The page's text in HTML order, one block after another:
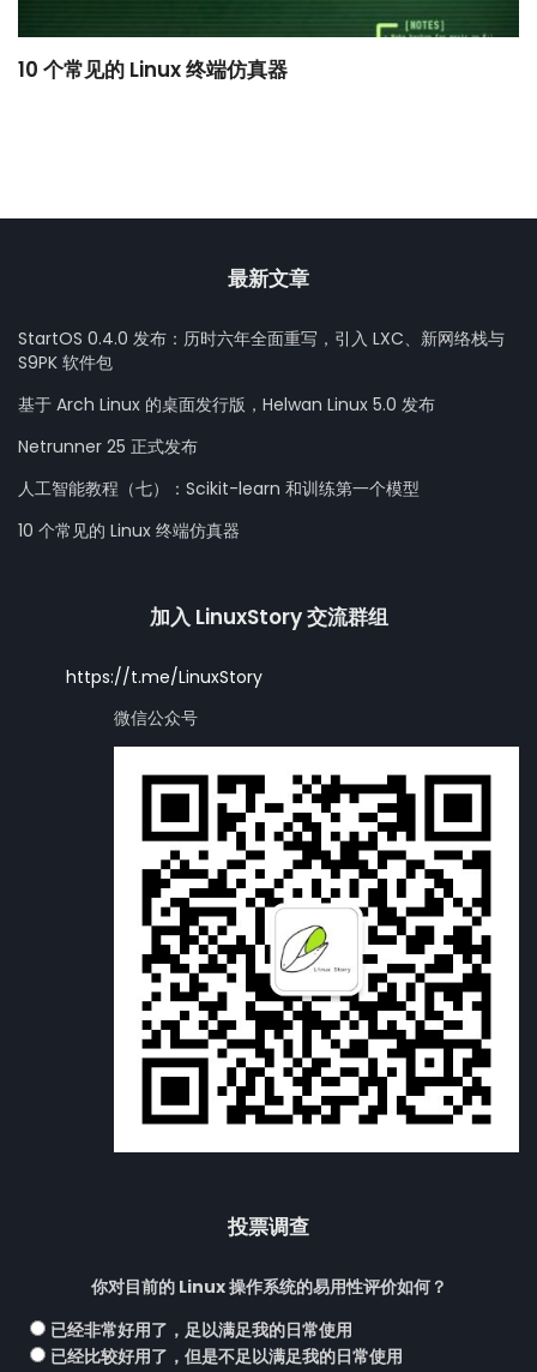
10 个常见的 Linux 终端仿真器
最新文章
StartOS 0.4.0 发布：历时六年全面重写，引入 LXC、新网络栈与
S9PK 软件包
基于 Arch Linux 的桌面发行版，Helwan Linux 5.0 发布
Netrunner 25 正式发布
人工智能教程（七）：Scikit-learn 和训练第一个模型
10 个常见的 Linux 终端仿真器
加入 LinuxStory 交流群组
https://t.me/LinuxStory
微信公众号
投票调查
你对目前的 Linux 操作系统的易用性评价如何？
已经非常好用了，足以满足我的日常使用
已经比较好用了，但是不足以满足我的日常使用